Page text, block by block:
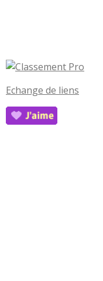
Echange de liens